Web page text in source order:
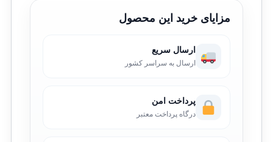
مزایای خرید این محصول
ارسال سریع
ارسال به سراسر کشور
پرداخت امن
درگاه پرداخت معتبر